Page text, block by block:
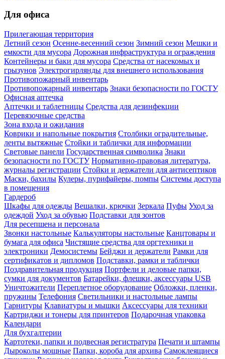
Для офиса
Прилегающая территория
Летний сезон Осенне-весенний сезон Зимний сезон Мешки и
емкости для мусора Дорожная инфраструктура и ограждения
Контейнеры и баки для мусора Средства от насекомых и
грызунов Электрогирлянды для внешнего использования
Противопожарный инвентарь
Противопожарный инвентарь Знаки безопасности по ГОСТУ
Офисная аптечка
Аптечки и таблетницы Средства для дезинфекции
Перевязочные средства
Зона входа и ожидания
Коврики и напольные покрытия Столбики оградительные,
ленты вытяжные Стойки и таблички для информации
Световые панели Государственная символика Знаки
безопасности по ГОСТУ Нормативно-правовая литература,
журналы регистрации Стойки и держатели для антисептиков
Маски, бахилы Кулеры, пурифайеры, помпы Системы доступа
в помещения
Гардероб
Шкафы для одежды Вешалки, крючки Зеркала Пуфы Уход за
одеждой Уход за обувью Подставки для зонтов
Для ресепшена и персонала
Звонки настольные Калькуляторы настольные Канцтовары и
бумага для офиса Чистящие средства для оргтехники и
электроники Демосистемы Бейджи и держатели Рамки для
сертификатов и дипломов Подставки, рамки и таблички
Поздравительная продукция Портфели и деловые папки,
сумки для документов Батарейки, флешки, аксессуары USB
Уничтожители Переплетное оборудование Обложки, пленки,
пружины Телефония Светильники и настольные лампы
Гарнитуры Клавиатуры и мышки Аксессуары для техники
Картриджи и тонеры для принтеров Подарочная упаковка
Календари
Для бухгалтерии
Картотеки, папки и подвесная регистратура Печати и штампы
Дыроколы мощные Папки, короба для архива Самоклеящиеся